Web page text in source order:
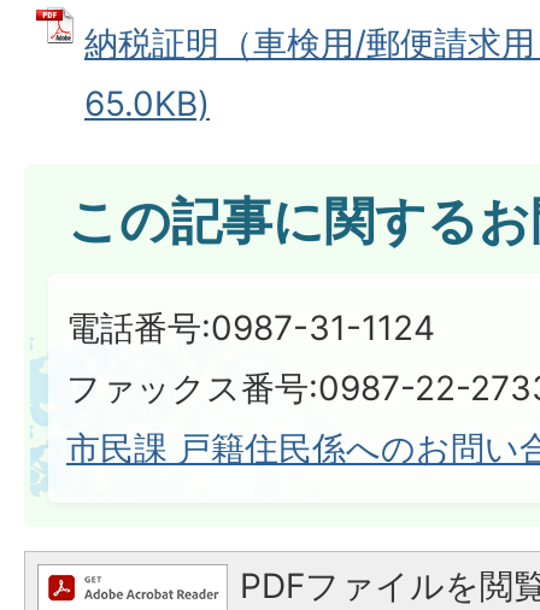
納税証明（車検用/郵便請求
65.0KB)
この記事に関する
電話番号:0987-31-1124
ファックス番号:0987-22-
市民課 戸籍住民係へのお問い
PDFファイルを閲